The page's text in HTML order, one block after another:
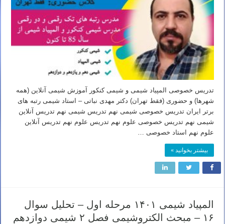
تدریس خصوصی المپیاد شیمی و شیمی کنکور آموزش شیمی آنلاین (همه
شهرها) و حضوری (فقط تهران) دکتر مهدی نباتی – استاد شیمی رتبه های
برتر ایران تدریس خصوصی شیمی نهم تدریس شیمی نهم تدریس آنلاین
شیمی نهم تدریس خصوصی علوم نهم تدریس علوم نهم تدریس آنلاین
علوم نهم استاد خصوصی …
بیشتر بخوانید »
المپیاد شیمی ۱۴۰۱ مرحله اول – تحلیل سوال
۱۶ – مبحث الکتروشیمی فصل ۲ شیمی دوازدهم